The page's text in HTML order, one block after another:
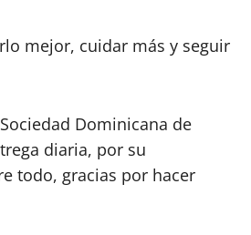
mejor, cuidar más y seguir
Dominicana de
diaria, por su
todo, gracias por hacer